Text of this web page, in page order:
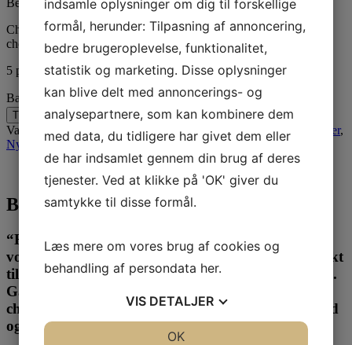
Chokoladne er produceret i 58 % mørk chokolade samt hvid
chokolade fra Belgiske Callebaut
5 på lager
Bar/Bodega kit i flot gaveæske antal
Tilføj til kurv
Varenummer (SKU): c-618 Kategorier: Diverse, Gigant Gaveæsker,
Nyheder 2026,Store gaveæsker,Tilbud
Beskrivelse
“Forkæl din indre spillemand eller festmager med
vores håndlavede chokolade-bar-bodegasæt! Perfekt
til musikelskeren, spillemanden eller festentusiasten.
Gaveæsken indeholder en lækker samling af
chokoladebarer, der vil tilfredsstille enhver sød tand
og bringe glæde til enhver lejlighed 🎶🍫🎉.”
indsamle oplysninger om dig til forskellige
formål, herunder: Tilpasning af annoncering,
bedre brugeroplevelse, funktionalitet,
statistik og marketing. Disse oplysninger
kan blive delt med annoncerings- og
analysepartnere, som kan kombinere dem
med data, du tidligere har givet dem eller
de har indsamlet gennem din brug af deres
tjenester. Ved at klikke på 'OK' giver du
samtykke til disse formål.
Læs mere om vores brug af cookies og
behandling af persondata her.
VIS DETALJER
OK